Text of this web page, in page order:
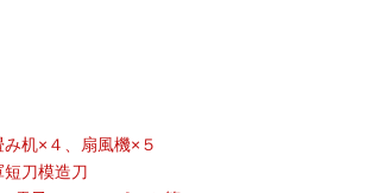
机×４、扇風機×５
刀模造刀